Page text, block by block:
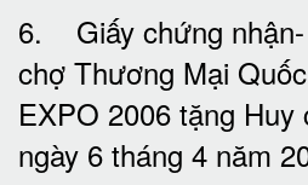
6. Giấy chứng nhận-
chợ Thương Mại
EXPO 2006 tặng Huy
ngày 6 tháng 4 năm